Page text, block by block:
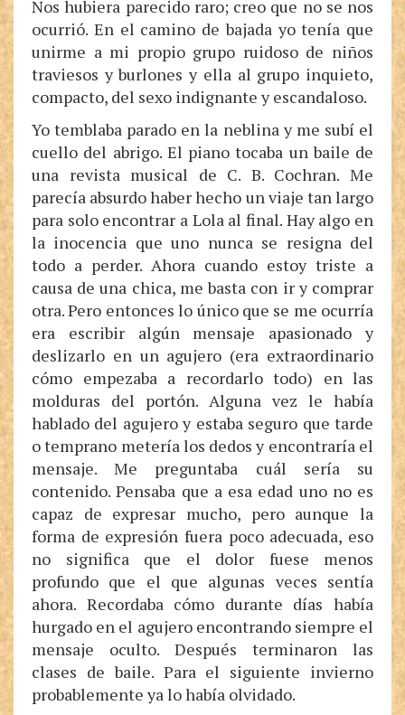
Nos hubiera parecido raro; creo que no se nos
ocurrió. En el camino de bajada yo tenía que
unirme a mi propio grupo ruidoso de niños
traviesos y burlones y ella al grupo inquieto,
compacto, del sexo indignante y escandaloso.
Yo temblaba parado en la neblina y me subí el
cuello del abrigo. El piano tocaba un baile de
una revista musical de C. B. Cochran. Me
parecía absurdo haber hecho un viaje tan largo
para solo encontrar a Lola al final. Hay algo en
la inocencia que uno nunca se resigna del
todo a perder. Ahora cuando estoy triste a
causa de una chica, me basta con ir y comprar
otra. Pero entonces lo único que se me ocurría
era escribir algún mensaje apasionado y
deslizarlo en un agujero (era extraordinario
cómo empezaba a recordarlo todo) en las
molduras del portón. Alguna vez le había
hablado del agujero y estaba seguro que tarde
o temprano metería los dedos y encontraría el
mensaje. Me preguntaba cuál sería su
contenido. Pensaba que a esa edad uno no es
capaz de expresar mucho, pero aunque la
forma de expresión fuera poco adecuada, eso
no significa que el dolor fuese menos
profundo que el que algunas veces sentía
ahora. Recordaba cómo durante días había
hurgado en el agujero encontrando siempre el
mensaje oculto. Después terminaron las
clases de baile. Para el siguiente invierno
probablemente ya lo había olvidado.